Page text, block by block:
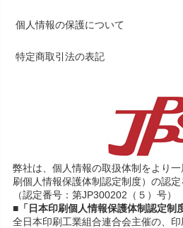
個人情報の保護について
特定商取引法の表記
弊社は、個人情報の取扱体制をより
刷個人情報保護体制認定制度）の認定
（認定番号：第JP300202（５）号）
■「日本印刷個人情報保護体制認定制
全日本印刷工業組合連合会主催の、